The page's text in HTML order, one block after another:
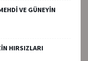
VE GÜNEYİN
HIRSIZLARI